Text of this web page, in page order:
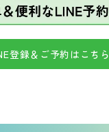
登録＆ご予約はこちら